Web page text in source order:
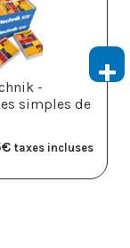
-
simples de
€ taxes incluses